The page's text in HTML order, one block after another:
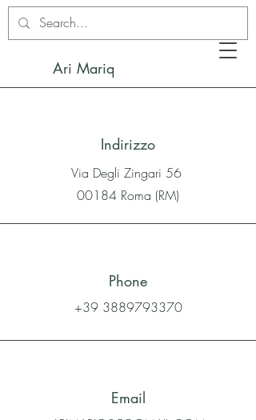
Ari Mariq
Indirizzo
Via Degli Zingari 56
00184 Roma (RM)
Phone
+39 3889793370
Email